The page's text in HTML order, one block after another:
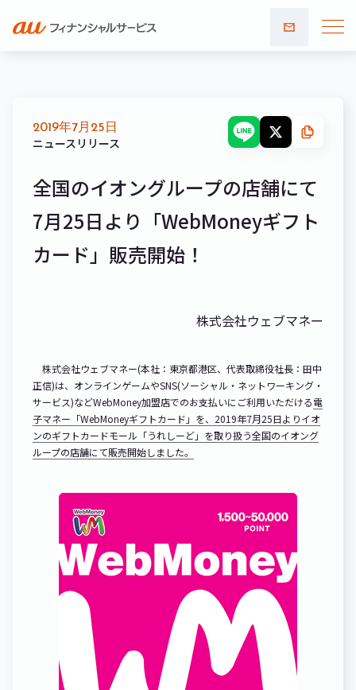
合わせ
2019年7月25日
ニュースリリース
全国のイオングループの店舗にて
7月25日より「WebMoneyギフト
カード」販売開始！
株式会社ウェブマネー
株式会社ウェブマネー(本社：東京都港区、代表取締役社長：田中
正信)は、オンラインゲームやSNS(ソーシャル・ネットワーキング・
サービス)などWebMoney加盟店でのお支払いにご利用いただける電
子マネー「WebMoneyギフトカード」を、2019年7月25日よりイオ
ンのギフトカードモール「うれしーど」を取り扱う全国のイオング
ループの店舗にて販売開始しました。